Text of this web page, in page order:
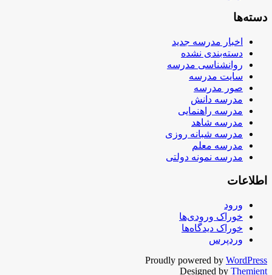
دسته‌ها
اخبار مدرسه جدید
دسته‌بندی نشده
روانشناسی مدرسه
سایت مدرسه
صور مدرسه
مدرسه دانش
مدرسه راهنمایی
مدرسه شاهد
مدرسه شبانه روزی
مدرسه معلم
مدرسه نمونه دولتی
اطلاعات
ورود
خوراک ورودی‌ها
خوراک دیدگاه‌ها
وردپرس
Proudly powered by WordPress
Designed by Themient